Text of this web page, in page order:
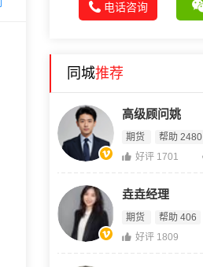
电话咨询
同城推荐
高级顾问姚
期货 帮助 2480
好评 1701
垚垚经理
期货 帮助 406
好评 1809